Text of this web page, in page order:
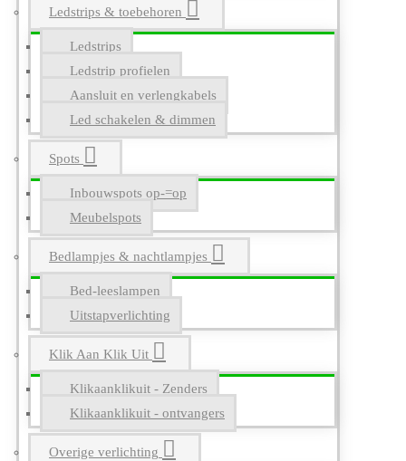
Ledstrips & toebehoren
Ledstrips
Ledstrip profielen
Aansluit en verlengkabels
Led schakelen & dimmen
Spots
Inbouwspots op-=op
Meubelspots
Bedlampjes & nachtlampjes
Bed-leeslampen
Uitstapverlichting
Klik Aan Klik Uit
Klikaanklikuit - Zenders
Klikaanklikuit - ontvangers
Overige verlichting